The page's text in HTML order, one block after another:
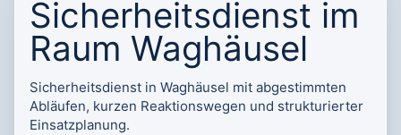
Sicherheitsdienst im
Raum Waghäusel
Sicherheitsdienst in Waghäusel mit abgestimmten
Abläufen, kurzen Reaktionswegen und strukturierter
Einsatzplanung.